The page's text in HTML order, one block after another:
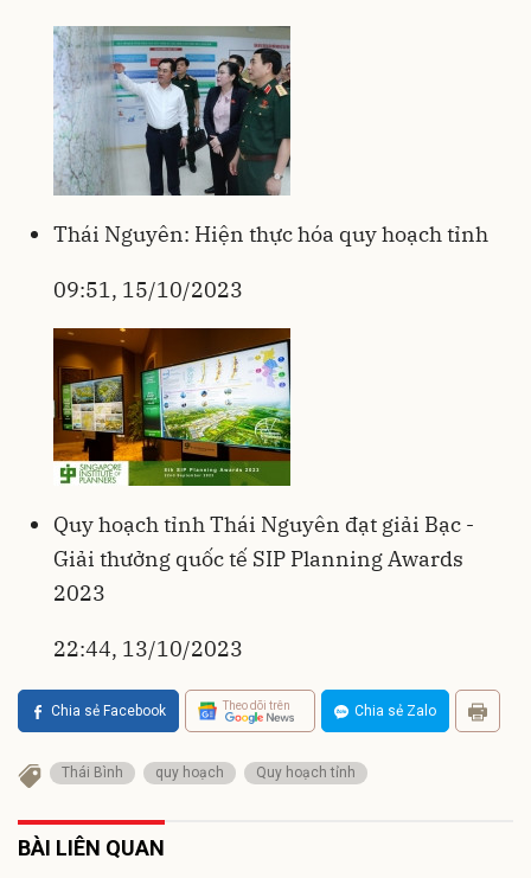
Thái Nguyên: Hiện thực hóa quy hoạch tỉnh
09:51, 15/10/2023
Quy hoạch tỉnh Thái Nguyên đạt giải Bạc -
Giải thưởng quốc tế SIP Planning Awards
2023
22:44, 13/10/2023
Chia sẻ Facebook Theo dõi trên Chia sẻ Zalo
Thái Bình quy hoạch Quy hoạch tỉnh
BÀI LIÊN QUAN